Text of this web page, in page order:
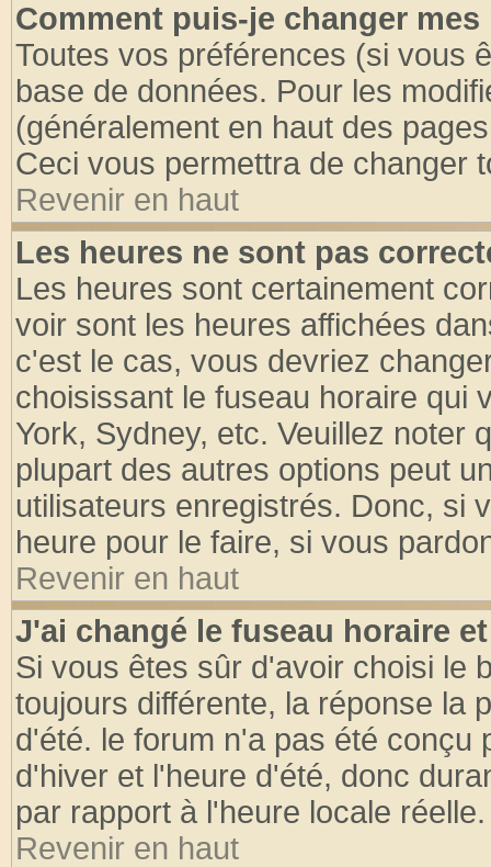
Comment puis-je changer mes
Toutes vos préférences (si vous
base de données. Pour les
(généralement en haut des
Ceci vous permettra de changer
Revenir en haut
Les heures ne sont pas
Les heures sont certainement
voir sont les heures affichées
c'est le cas, vous devriez
choisissant le fuseau horaire qui
York, Sydney, etc. Veuillez noter
plupart des autres options peut
utilisateurs enregistrés. Donc, si
heure pour le faire, si vous
Revenir en haut
J'ai changé le fuseau horaire
Si vous êtes sûr d'avoir choisi le
toujours différente, la réponse la
d'été. le forum n'a pas été conçu
d'hiver et l'heure d'été, donc
par rapport à l'heure locale réelle.
Revenir en haut